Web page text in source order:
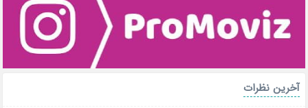
آخرین نظرات